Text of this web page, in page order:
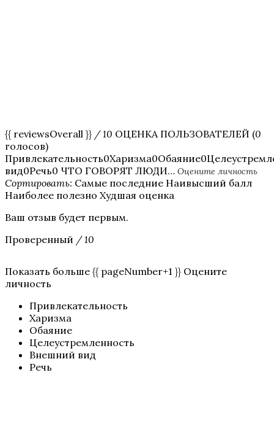
{{ reviewsOverall }} / 10 ОЦЕНКА ПОЛЬЗОВАТЕЛЕЙ (0
голосов)
вид0Речь0 ЧТО ГОВОРЯТ ЛЮДИ… Оцените личность
Сортировать: Самые последние Наивысший балл
Наиболее полезно Худшая оценка
Ваш отзыв будет первым.
Проверенный / 10
Показать больше {{ pageNumber+1 }} Оцените
личность
Привлекательность
Харизма
Обаяние
Целеустремленность
Внешний вид
Речь